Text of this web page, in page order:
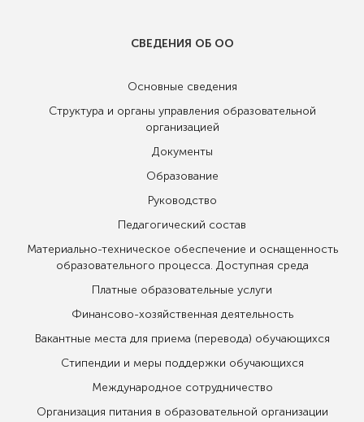
СВЕДЕНИЯ ОБ ОО
Основные сведения
Структура и органы управления образовательной
организацией
Документы
Образование
Руководство
Педагогический состав
Материально-техническое обеспечение и оснащенность
образовательного процесса. Доступная среда
Платные образовательные услуги
Финансово-хозяйственная деятельность
Вакантные места для приема (перевода) обучающихся
Стипендии и меры поддержки обучающихся
Международное сотрудничество
Организация питания в образовательной организации